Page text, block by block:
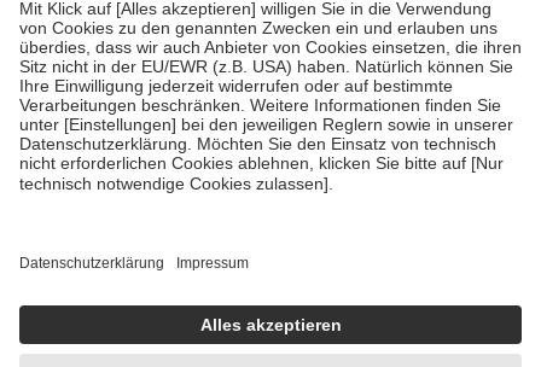
fallenkeine Zuzahlungenan bei:
• Kindern und Jugendlichen bis zum vollendeten 18. Lebensjahr
mit Ausnahme der Fahrkosten
• Untersuchungen zur Vorsorge und Früherkennung, die von der
GKV getragen werden
• empfohlenen Schutzimpfungen
• Harn- und Blutteststreifen
getroffen, um sicherzustellen, dass es sich um echte Bewertungen
https://help.etrusted.com/hc/de/articles/4419944605341
Einige Bilder und Inhalte wurden unter Zuhilfenahme künstlicher